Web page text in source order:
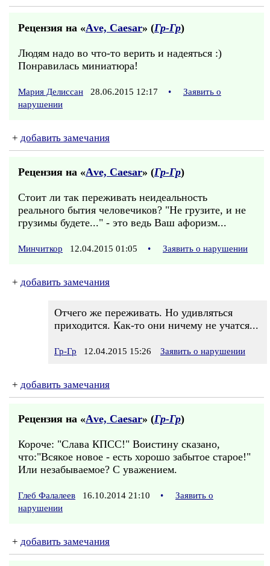
Рецензия на «Аve, Саеsаr» (Гр-Гр)
Людям надо во что-то верить и надеяться :)
Понравилась миниатюра!
Мария Делиссан 28.06.2015 12:17 •
Заявить о
нарушении
+ добавить замечания
Рецензия на «Аve, Саеsаr» (Гр-Гр)
Стоит ли так переживать неидеальность
реального бытия человечиков? "Не грузите, и не
грузимы будете..." - это ведь Ваш афоризм...
Минчиткор 12.04.2015 01:05 • Заявить о нарушении
+ добавить замечания
Отчего же переживать. Но удивляться
приходится. Как-то они ничему не учатся...
Гр-Гр 12.04.2015 15:26 Заявить о нарушении
+ добавить замечания
Рецензия на «Аve, Саеsаr» (Гр-Гр)
Короче: "Слава КПСС!" Воистину сказано,
что:"Всякое новое - есть хорошо забытое старое!"
Или незабываемое? С уважением.
Глеб Фалалеев 16.10.2014 21:10 •
Заявить о
нарушении
+ добавить замечания